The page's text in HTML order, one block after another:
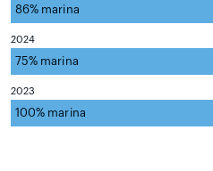
86% marina
2024
75% marina
2023
100% marina